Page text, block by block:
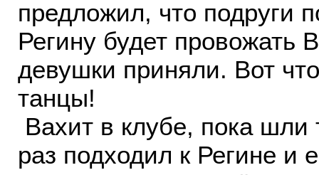
предложил, что подруги
Регину будет провожать
девушки приняли. Вот
танцы!
Вахит в клубе, пока шли
раз подходил к Регине и